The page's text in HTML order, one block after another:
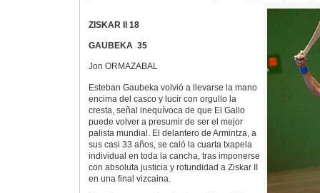
ZISKAR II 18
GAUBEKA 35
Jon ORMAZABAL
Esteban Gaubeka volvió a llevarse la mano
encima del casco y lucir con orgullo la
cresta, señal inequívoca de que El Gallo
puede volver a presumir de ser el mejor
palista mundial. El delantero de Armintza, a
sus casi 33 años, se caló la cuarta txapela
individual en toda la cancha, tras imponerse
con absoluta justicia y rotundidad a Ziskar II
en una final vizcaina.